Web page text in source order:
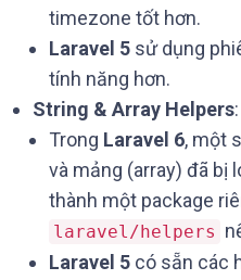
timezone tốt hơn.
Laravel 5 sử dụng
tính năng hơn.
String & Array Helpers:
Trong Laravel 6, một
và mảng (array) đã bị
thành một package
laravel/helpers
Laravel 5 có sẵn các